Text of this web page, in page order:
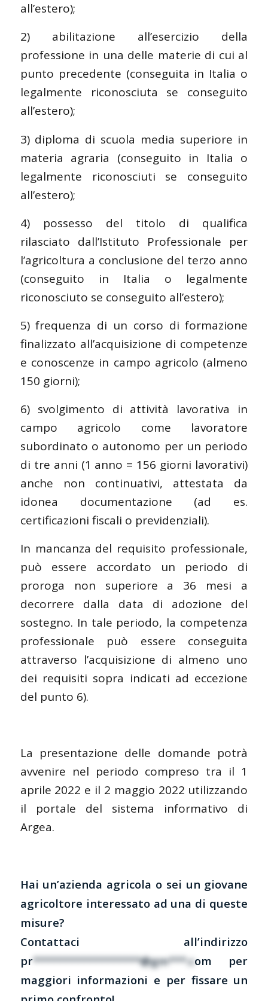
all’estero);
2) abilitazione all’esercizio della
professione in una delle materie di cui al
punto precedente (conseguita in Italia o
legalmente riconosciuta se conseguito
all’estero);
3) diploma di scuola media superiore in
materia agraria (conseguito in Italia o
legalmente riconosciuti se conseguito
all’estero);
4) possesso del titolo di qualifica
rilasciato dall’Istituto Professionale per
l’agricoltura a conclusione del terzo anno
(conseguito in Italia o legalmente
riconosciuto se conseguito all’estero);
5) frequenza di un corso di formazione
finalizzato all’acquisizione di competenze
e conoscenze in campo agricolo (almeno
150 giorni);
6) svolgimento di attività lavorativa in
campo agricolo come lavoratore
subordinato o autonomo per un periodo
di tre anni (1 anno = 156 giorni lavorativi)
anche non continuativi, attestata da
idonea documentazione (ad es.
certificazioni fiscali o previdenziali).
In mancanza del requisito professionale,
può essere accordato un periodo di
proroga non superiore a 36 mesi a
decorrere dalla data di adozione del
sostegno. In tale periodo, la competenza
professionale può essere conseguita
attraverso l’acquisizione di almeno uno
dei requisiti sopra indicati ad eccezione
del punto 6).
La presentazione delle domande potrà
avvenire nel periodo compreso tra il 1
aprile 2022 e il 2 maggio 2022 utilizzando
il portale del sistema informativo di
Argea.
Hai un’azienda agricola o sei un giovane
agricoltore interessato ad una di queste
misure?
Contattaci all’indirizzo
pr******************@gm***.com per
maggiori informazioni e per fissare un